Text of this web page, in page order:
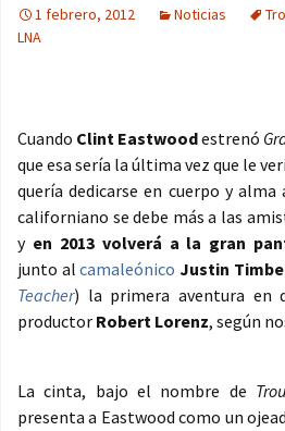
1 febrero, 2012 Noticias
LNA
Cuando Clint Eastwoodestrenó
que esa sería la última vez que le
quería dedicarse en cuerpo y
californiano se debe más a las
yen 2013 volverá a la gran
junto alcamaleónico Justin
Teacher) la primera aventura en
productor Robert Lorenz, según
La cinta, bajo el nombre de
presenta a Eastwood como un